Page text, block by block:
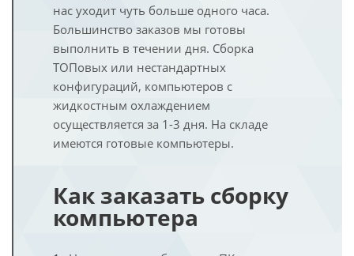
нас уходит чуть больше одного часа.
Большинство заказов мы готовы
выполнить в течении дня. Сборка
ТОПовых или нестандартных
конфигураций, компьютеров с
жидкостным охлаждением
осуществляется за 1-3 дня. На складе
имеются готовые компьютеры.
Как заказать сборку
компьютера